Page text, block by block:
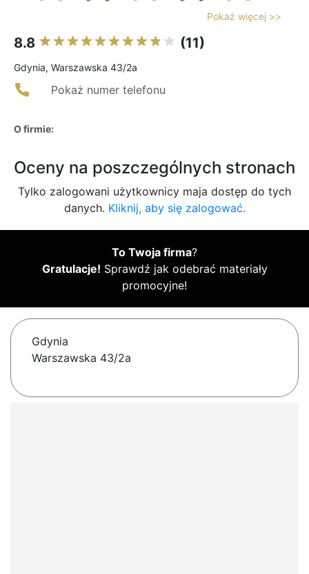
Pokaż więcej >>
8.8 (11)
Gdynia, Warszawska 43/2a
Pokaż numer telefonu
O firmie:
Oceny na poszczególnych stronach
Tylko zalogowani użytkownicy maja dostęp do tych
danych. Kliknij, aby się zalogować.
To Twoja firma?
Gratulacje! Sprawdź jak odebrać materiały
promocyjne!
Gdynia
Warszawska 43/2a